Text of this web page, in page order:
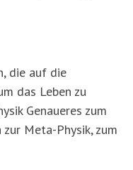
die auf die
das Leben zu
Genaueres zum
Meta-Physik, zum